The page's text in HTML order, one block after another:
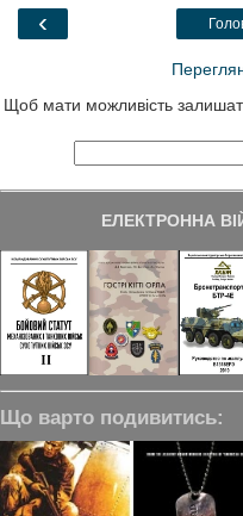
o
a
‹
Щоб мати можливість
ЕЛЕКТРОННА
Що варто подивитись: